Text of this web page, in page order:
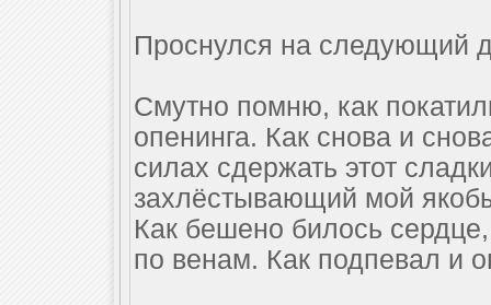
Проснулся на следующий
Смутно помню, как
опенинга. Как снова и
силах сдержать этот
захлёстывающий мой
Как бешено билось
по венам. Как подпевал и